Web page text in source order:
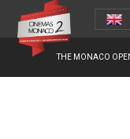
THE MONACO